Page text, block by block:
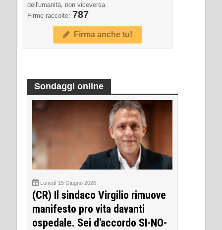
dell'umanità, non viceversa.
Firme raccolte: 787
Firma anche tu!
Sondaggi online
Lunedì 15 Giugno 2026
(CR) Il sindaco Virgilio rimuove
manifesto pro vita davanti
ospedale. Sei d'accordo SI-NO-